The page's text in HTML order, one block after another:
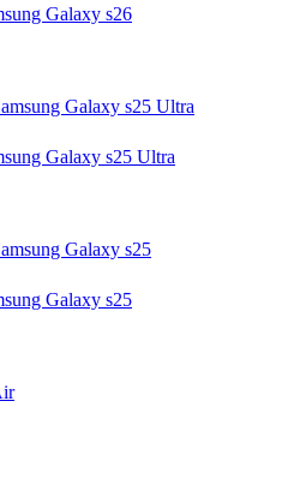
Galaxy s26
Galaxy s25 Ultra
Galaxy s25